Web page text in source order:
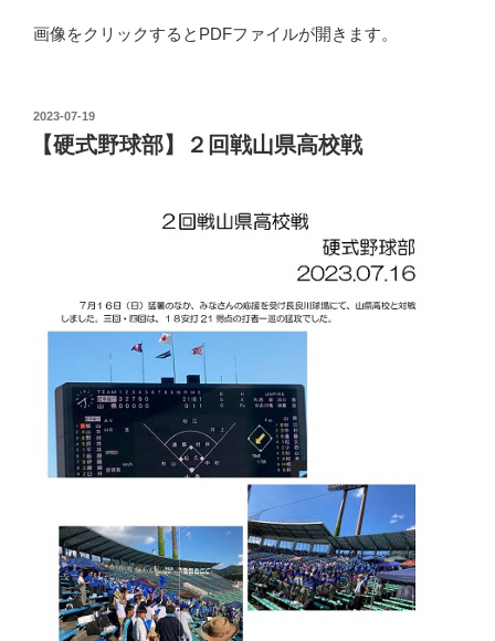
画像をクリックするとPDFファイルが開きます。
投
日:
2023-07-19
【硬式野球部】２回戦山県高校戦